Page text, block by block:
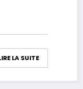
LA SUITE